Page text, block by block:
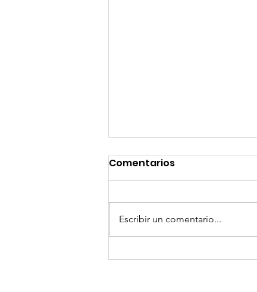
¡Arte, Vino y las Mejores
Comentarios
Escribir un comentario...